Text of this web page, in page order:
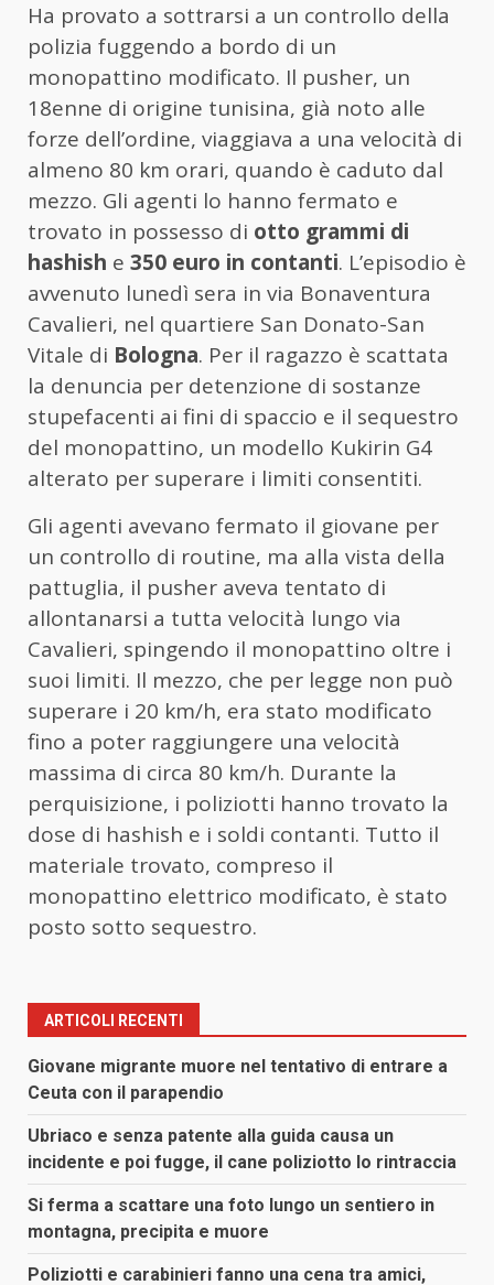
Ha provato a sottrarsi a un controllo della
polizia fuggendo a bordo di un
monopattino modificato. Il pusher, un
18enne di origine tunisina, già noto alle
forze dell’ordine, viaggiava a una velocità di
almeno 80 km orari, quando è caduto dal
mezzo. Gli agenti lo hanno fermato e
trovato in possesso di otto grammi di
hashish e 350 euro in contanti. L’episodio è
avvenuto lunedì sera in via Bonaventura
Cavalieri, nel quartiere San Donato-San
Vitale di Bologna. Per il ragazzo è scattata
la denuncia per detenzione di sostanze
stupefacenti ai fini di spaccio e il sequestro
del monopattino, un modello Kukirin G4
alterato per superare i limiti consentiti.
Gli agenti avevano fermato il giovane per
un controllo di routine, ma alla vista della
pattuglia, il pusher aveva tentato di
allontanarsi a tutta velocità lungo via
Cavalieri, spingendo il monopattino oltre i
suoi limiti. Il mezzo, che per legge non può
superare i 20 km/h, era stato modificato
fino a poter raggiungere una velocità
massima di circa 80 km/h. Durante la
perquisizione, i poliziotti hanno trovato la
dose di hashish e i soldi contanti. Tutto il
materiale trovato, compreso il
monopattino elettrico modificato, è stato
posto sotto sequestro.
ARTICOLI RECENTI
Giovane migrante muore nel tentativo di entrare a
Ceuta con il parapendio
Ubriaco e senza patente alla guida causa un
incidente e poi fugge, il cane poliziotto lo rintraccia
Si ferma a scattare una foto lungo un sentiero in
montagna, precipita e muore
Poliziotti e carabinieri fanno una cena tra amici,